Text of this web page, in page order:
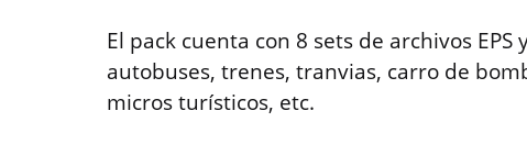
El pack cuenta con 8 sets de archivos
autobuses, trenes, tranvias, carro de
micros turísticos, etc.